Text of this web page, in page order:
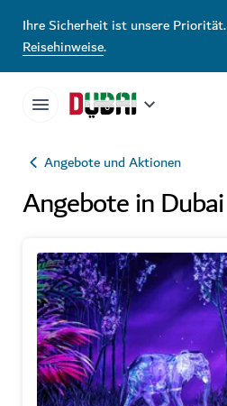
Ihre Sicherheit ist unsere Priorität.
Reisehinweise.
Angebote und Aktionen
Angebote in Dubai